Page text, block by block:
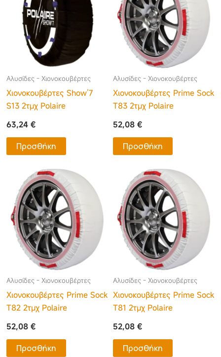
Αλυσίδες - Χιονοκουβέρτες
Χιονοκουβέρτες Show’7
S13 2τμχ Polaire
63,24€
Προσθήκη
Αλυσίδες - Χιονοκουβέρτες
Χιονοκουβέρτες Prime Sock
T83 2τμχ Polaire
52,08 €
Προσθήκη
Αλυσίδες - Χιονοκουβέρτες
Χιονοκουβέρτες Prime Sock
T82 2τμχ Polaire
52,08€
Προσθήκη
Αλυσίδες - Χιονοκουβέρτες
Χιονοκουβέρτες Prime Sock
T81 2τμχ Polaire
52,08 €
Προσθήκη